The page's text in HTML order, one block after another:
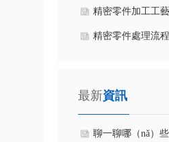
的一環
精密零件​加工工
精密零件處理流程
最新資訊
聊一聊哪（nǎ）